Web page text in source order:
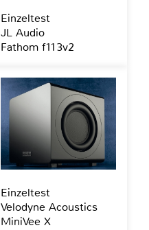
Einzeltest
JL Audio
Fathom f113v2
Einzeltest
Velodyne Acoustics
MiniVee X